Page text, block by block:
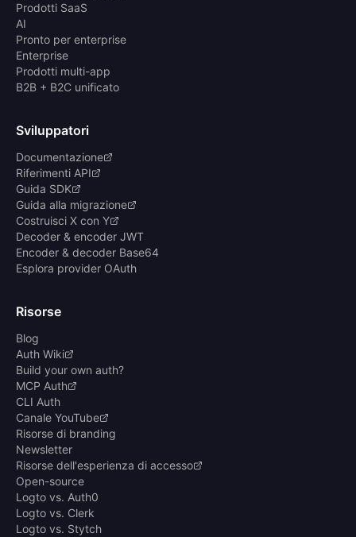
Prodotti SaaS
AI
Pronto per enterprise
Enterprise
Prodotti multi-app
B2B + B2C unificato
Sviluppatori
Documentazione
Riferimenti API
Guida SDK
Guida alla migrazione
Costruisci X con Y
Decoder & encoder JWT
Encoder & decoder Base64
Esplora provider OAuth
Risorse
Blog
Auth Wiki
Build your own auth?
MCP Auth
CLI Auth
Canale YouTube
Risorse di branding
Newsletter
Risorse dell'esperienza di accesso
Open-source
Logto vs. Auth0
Logto vs. Clerk
Logto vs. Stytch